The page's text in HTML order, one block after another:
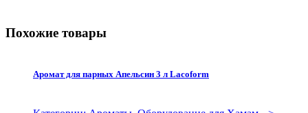
Похожие товары
Аромат для парных Апельсин 3 л Lacoform